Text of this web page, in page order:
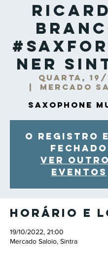
ner
quarta, 19/
Mercado
Saxophone
O registro
fechado
Ver
eventos
Horário e
19/10/2022, 21:00
Mercado Saloio, Sintra